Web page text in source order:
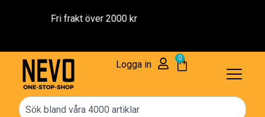
Reservdelar – 1 års Garanti
Logga in
0